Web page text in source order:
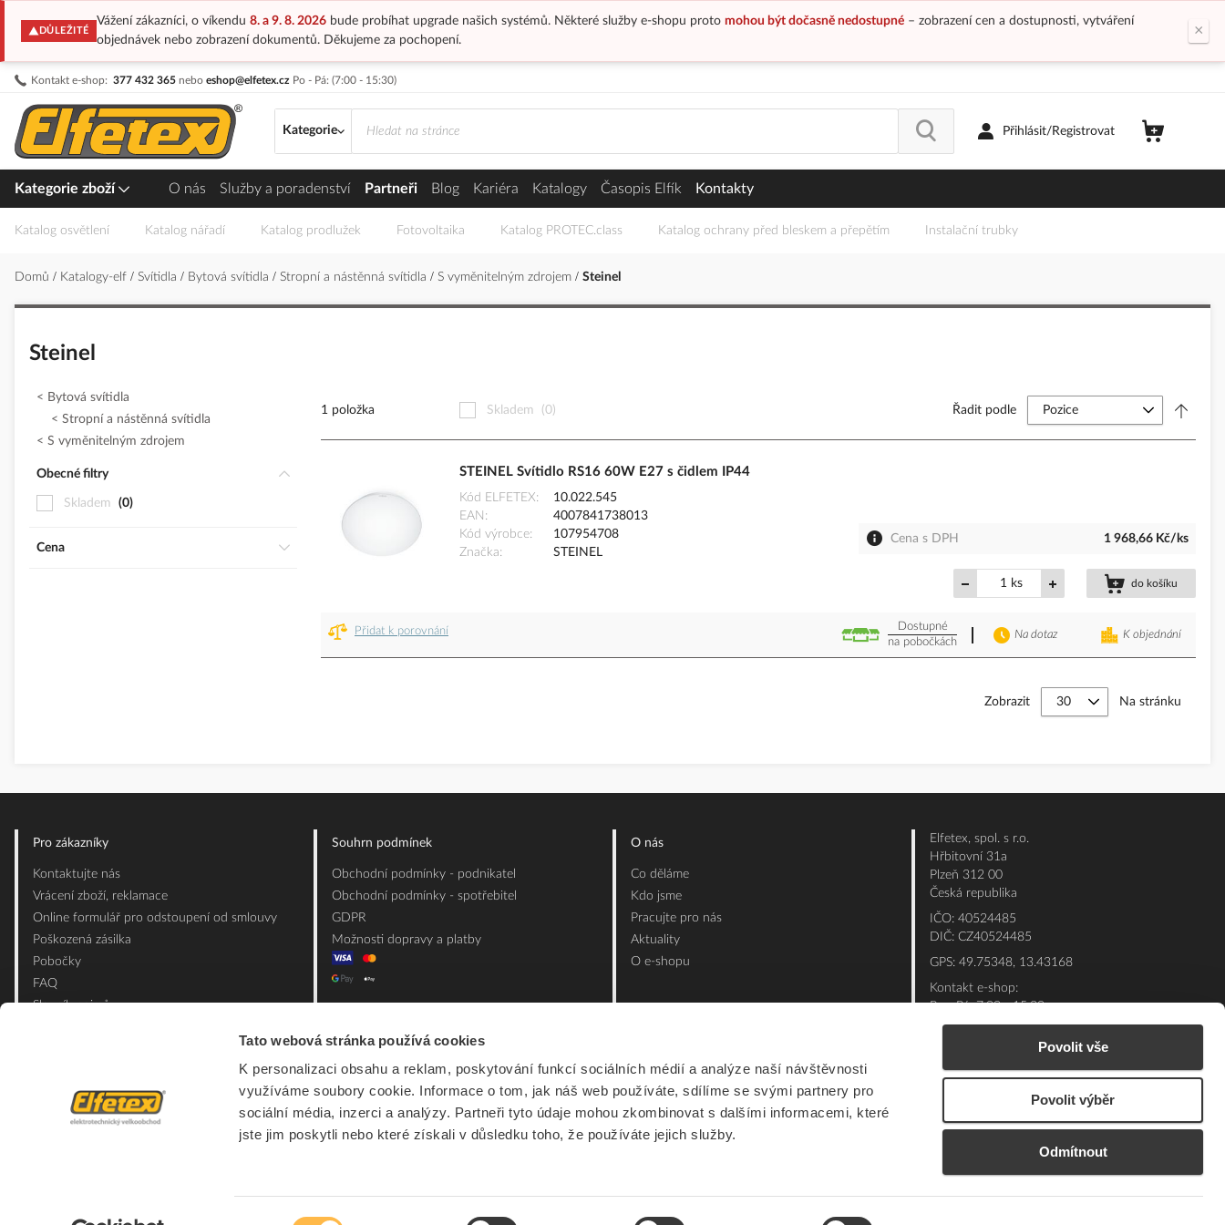
Tato webová stránka používá cookies
K personalizaci obsahu a reklam, poskytování funkcí sociálních médií a analýze naší návštěvnosti
využíváme soubory cookie. Informace o tom, jak náš web používáte, sdílíme se svými partnery pro
sociální média, inzerci a analýzy. Partneři tyto údaje mohou zkombinovat s dalšími informacemi, které
jste jim poskytli nebo které získali v důsledku toho, že používáte jejich služby.
Povolit vše
Povolit výběr
Odmítnout
DŮLEŽITÉ
Vážení zákazníci, o víkendu 8. a 9. 8. 2026bude probíhat upgrade našich systémů. Některé služby e-shopu proto mohou být dočasně nedostupné– zobrazení cen a dostupnosti, vytváření
objednávek nebo zobrazení dokumentů. Děkujeme za pochopení.
×
Kontakt e-shop: 377 432 365 nebo eshop@elfetex.cz Po - Pá: (7:00 - 15:30)
Přejít
obsah
Kategorie
Přihlásit/Registrovat
Kategorie zboží O nás Služby a poradenství Partneři Blog Kariéra Katalogy Časopis Elfík Kontakty
Katalog osvětlení Katalog nářadí Katalog prodlužek Fotovoltaika Katalog PROTEC.class Katalog ochrany před bleskem a přepětím Instalační trubky
Domů Katalogy-elf Svítidla Bytová svítidla Stropní a nástěnná svítidla S vyměnitelným zdrojem Steinel
Steinel
1 položka Skladem (0) Řadit podle
STEINEL Svítidlo RS16 60W E27 s čidlem IP44
Kód ELFETEX
10.022.545
EAN
4007841738013
Kód výrobce
107954708
Značka
STEINEL
Cena s DPH 1 968,66 Kč/ks
ks do košíku
Přidat k porovnání
Dostupné
na pobočkách
K objednání
Na dotaz
Zobrazit Na stránku
Bytová svítidla
Stropní a nástěnná svítidla
S vyměnitelným zdrojem
Obecné filtry
Skladem 0
Cena
Pro zákazníky
Kontaktujte nás
Vrácení zboží, reklamace
Online formulář pro odstoupení od smlouvy
Poškozená zásilka
Pobočky
FAQ
Slovník pojmů
Souhrn podmínek
Obchodní podmínky - podnikatel
Obchodní podmínky - spotřebitel
GDPR
Možnosti dopravy a platby
O nás
Co děláme
Kdo jsme
Pracujte pro nás
Aktuality
O e-shopu
Elfetex, spol. s r.o.
Hřbitovní 31a
Plzeň 312 00
Česká republika
IČO: 40524485
DIČ: CZ40524485
GPS: 49.75348, 13.43168
Kontakt e-shop:
Po - Pá: 7:00 - 15:30
E-mail:eshop@elfetex.cz